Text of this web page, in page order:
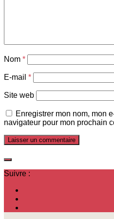
Nom *
E-mail *
Site web
Enregistrer mon nom, mon
navigateur pour mon prochain
Suivre :